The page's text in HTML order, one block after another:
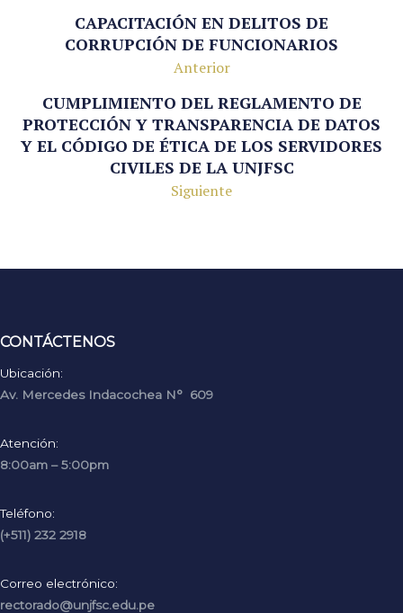
CAPACITACIÓN EN DELITOS DE
CORRUPCIÓN DE FUNCIONARIOS
Anterior
CUMPLIMIENTO DEL REGLAMENTO DE
PROTECCIÓN Y TRANSPARENCIA DE DATOS
Y EL CÓDIGO DE ÉTICA DE LOS SERVIDORES
CIVILES DE LA UNJFSC
Siguiente
CONTÁCTENOS
Ubicación:
Av. Mercedes Indacochea N° 609
Atención:
8:00am – 5:00pm
Teléfono:
(+511) 232 2918
Correo electrónico:
rectorado@unjfsc.edu.pe